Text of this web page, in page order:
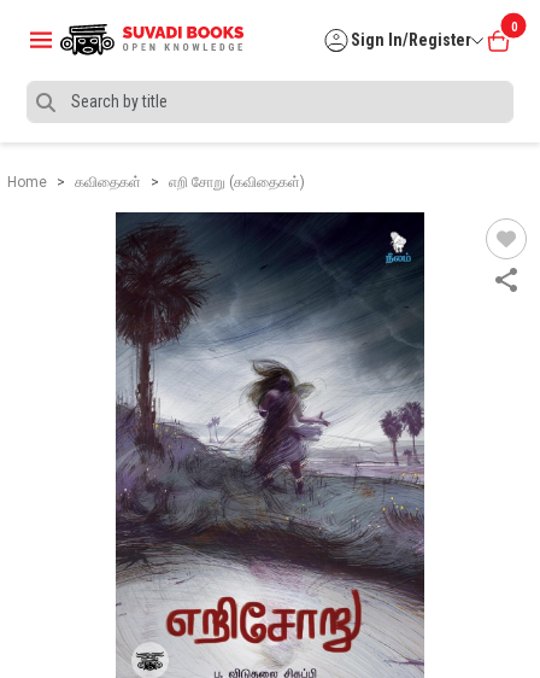
Sign In/Register
0
Home கவிதைகள் எறி சோறு (கவிதைகள்)